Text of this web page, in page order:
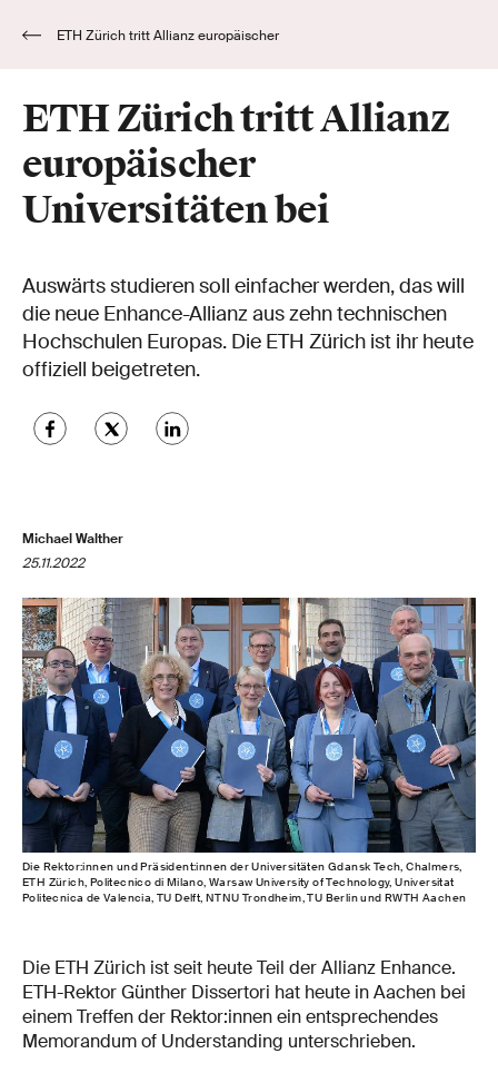
ETH Zürich tritt Allianz
europäischer
Universitäten bei
Auswärts studieren soll einfacher werden, das will
die neue Enhance-Allianz aus zehn technischen
Hochschulen Europas. Die ETH Zürich ist ihr heute
offiziell beigetreten.
Michael Walther
25.11.2022
Die Rektor:innen und Präsident:innen der Universitäten Gdansk Tech, Chalmers,
ETH Zürich, Politecnico di Milano, Warsaw University of Technology, Universitat
Politecnica de Valencia, TU Delft, NTNU Trondheim, TU Berlin und RWTH Aachen
Die ETH Zürich ist seit heute Teil der Allianz Enhance.
ETH-Rektor Günther Dissertori hat heute in Aachen bei
einem Treffen der Rektor:innen ein entsprechendes
Memorandum of Understanding unterschrieben.